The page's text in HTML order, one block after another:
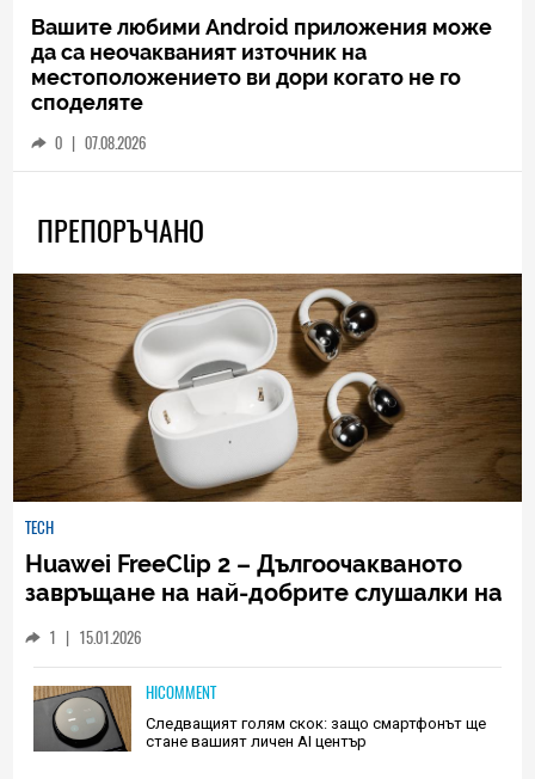
Вашите любими Android приложения може
да са неочакваният източник на
местоположението ви дори когато не го
споделяте
0 | 07.08.2026
ПРЕПОРЪЧАНО
TECH
Huawei FreeClip 2 – Дългоочакваното
завръщане на най-добрите слушалки на
1 | 15.01.2026
HICOMMENT
Следващият голям скок: защо смартфонът ще
стане вашият личен AI център